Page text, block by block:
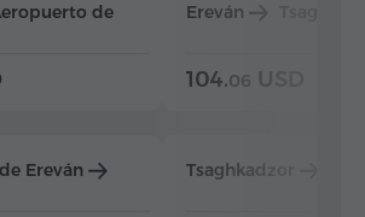
de
Ereván
Ereván
104.06 USD
Tsaghkadzor